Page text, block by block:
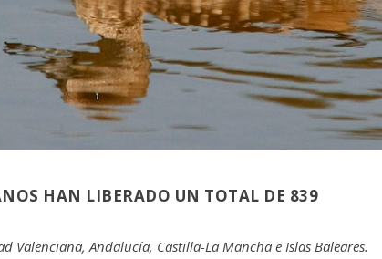
HAN LIBERADO UN TOTAL DE 839
Valenciana, Andalucía, Castilla-La Mancha e Islas Baleares.